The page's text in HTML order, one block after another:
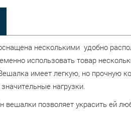
несколькими удобно
использовать товар
имеет легкую, но прочную
нагрузки.
вешалки позволяет украсить ей